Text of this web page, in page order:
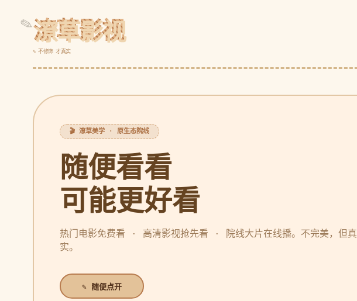
潦草影视
✎ 不修饰 才真实
🎬 潦草美学 · 原生态院线
随便看看
可能更好看
热门电影免费看 · 高清影视抢先看 · 院线大片在线播。不完美，但真
实。
✎ 随便点开